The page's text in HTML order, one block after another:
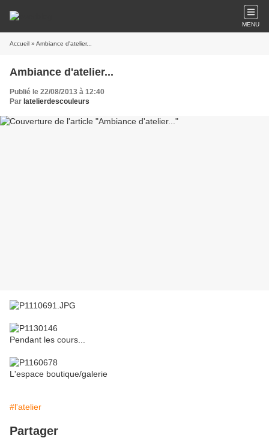
MENU
Accueil » Ambiance d'atelier...
Ambiance d'atelier...
Publié le 22/08/2013 à 12:40
Par latelierdescouleurs
Pendant les cours...
L'espace boutique/galerie
#l'atelier
Partager